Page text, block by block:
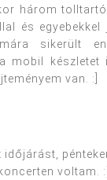
három
és egyebekkel
sikerült
mobil készletet
van. :]
időjárást,
koncerten voltam.